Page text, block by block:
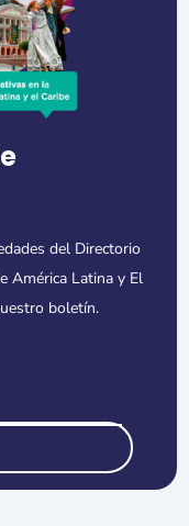
del Directorio
América Latina y El
boletín.